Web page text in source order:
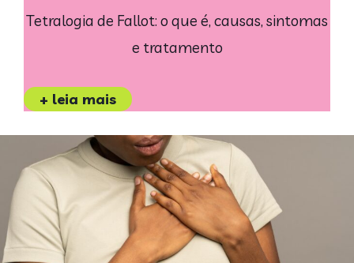
Tetralogia de Fallot: o que é, causas, sintomas
e tratamento
+ leia mais